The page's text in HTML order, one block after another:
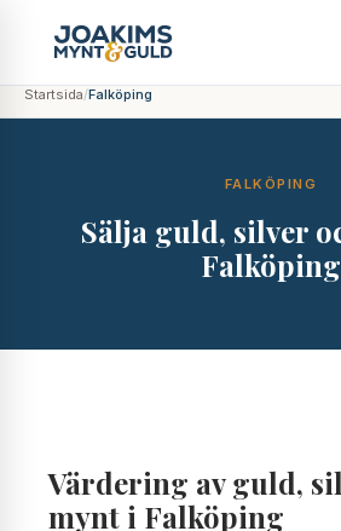
Startsida/Falköping
FALKÖPING
Sälja guld, silver
Falköping
Värdering av guld,
mynt i Falköping